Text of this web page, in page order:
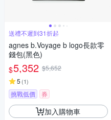
送禮不遲到31折起
agnes b.Voyage b logo長款零
錢包(黑色)
$5,352 $5,652
5 (1)
挑戰低價 券
加入購物車